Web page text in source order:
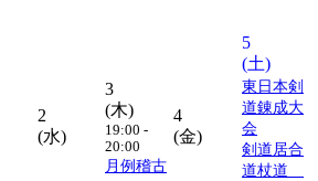
2
(水)
3
(木)
19:00 -
20:00
月例稽古
4
(金)
5
(土)
東日本剣
道錬成大
会
剣道居合
道杖道